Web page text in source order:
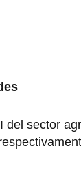
del sector